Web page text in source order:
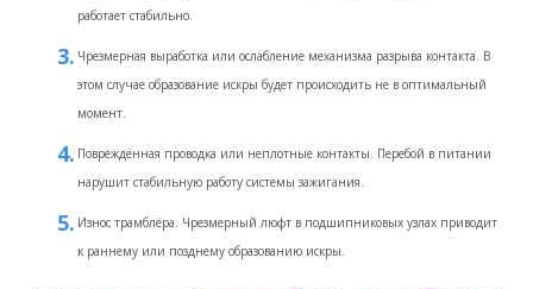
работает стабильно.
Чрезмерная выработка или ослабление механизма разрыва контакта. В
этом случае образование искры будет происходить не в оптимальный
момент.
Повреждённая проводка или неплотные контакты. Перебой в питании
нарушит стабильную работу системы зажигания.
Износ трамблёра. Чрезмерный люфт в подшипниковых узлах приводит
к раннему или позднему образованию искры.